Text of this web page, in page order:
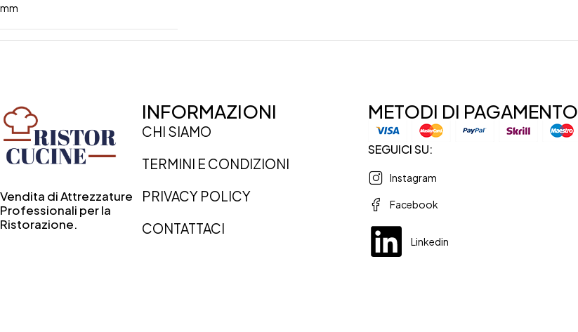
mm
Vendita di Attrezzature
Professionali per la
Ristorazione.
INFORMAZIONI
CHI SIAMO
TERMINI E CONDIZIONI
PRIVACY POLICY
CONTATTACI
METODI DI PAGAMENTO
SEGUICI SU:
Instagram
Facebook
Linkedin